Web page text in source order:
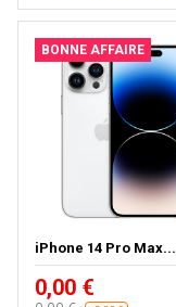
BONNE AFFAIRE
iPhone 14 Pro Max...
0,00 €